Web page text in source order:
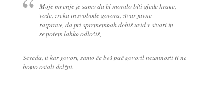
Moje mnenje je samo da bi moralo biti glede hrane,
vode, zraka in svobode govora, stvar javne
razprave, da pri spremembah dobiš uvid v stvari in
se potem lahko odločiš,
Seveda, ti kar govori, samo če boš pač govoril neumnosti ti ne
bomo ostali dolžni.